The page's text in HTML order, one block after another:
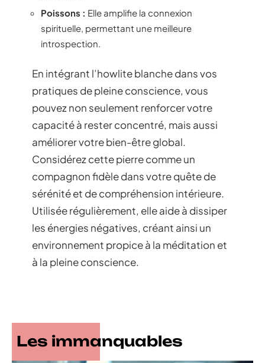
Poissons : Elle amplifie la connexion
spirituelle, permettant une meilleure
introspection.
En intégrant l’howlite blanche dans vos
pratiques de pleine conscience, vous
pouvez non seulement renforcer votre
capacité à rester concentré, mais aussi
améliorer votre bien-être global.
Considérez cette pierre comme un
compagnon fidèle dans votre quête de
sérénité et de compréhension intérieure.
Utilisée régulièrement, elle aide à dissiper
les énergies négatives, créant ainsi un
environnement propice à la méditation et
à la pleine conscience.
Les immanquables